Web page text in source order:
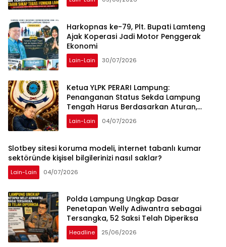
Harkopnas ke-79, Plt. Bupati Lamteng
Ajak Koperasi Jadi Motor Penggerak
Ekonomi
Lain-Lain 30/07/2026
Ketua YLPK PERARI Lampung:
Penanganan Status Sekda Lampung
Tengah Harus Berdasarkan Aturan,
Bukan Tekanan Opini
Lain-Lain 04/07/2026
Slotbey sitesi koruma modeli, internet tabanlı kumar
sektöründe kişisel bilgilerinizi nasıl saklar?
Lain-Lain 04/07/2026
Polda Lampung Ungkap Dasar
Penetapan Welly Adiwantra sebagai
Tersangka, 52 Saksi Telah Diperiksa
Headline 25/06/2026